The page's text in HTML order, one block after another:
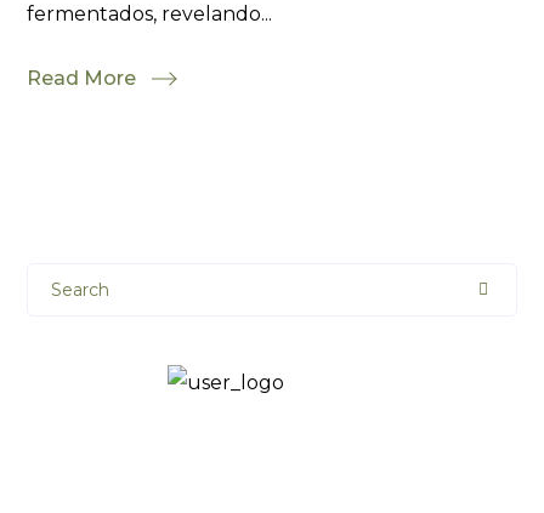
fermentados, revelando...
Read More
Search